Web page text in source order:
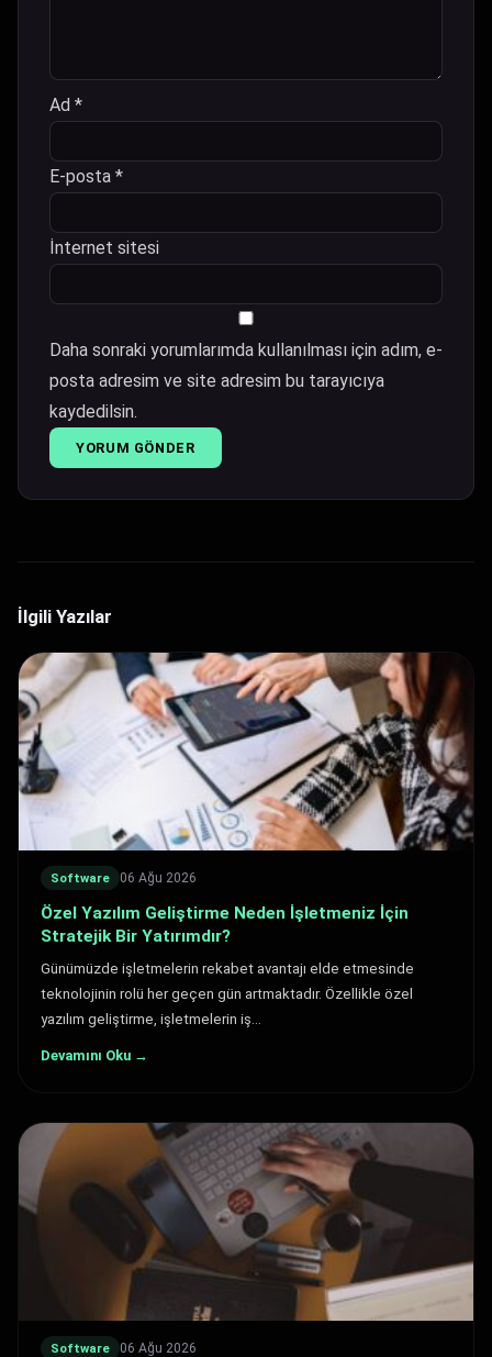
Ad *
E-posta *
İnternet sitesi
Daha sonraki yorumlarımda kullanılması için adım, e-
posta adresim ve site adresim bu tarayıcıya
kaydedilsin.
İlgili Yazılar
Software 06 Ağu 2026
Özel Yazılım Geliştirme Neden İşletmeniz İçin
Stratejik Bir Yatırımdır?
Günümüzde işletmelerin rekabet avantajı elde etmesinde
teknolojinin rolü her geçen gün artmaktadır. Özellikle özel
yazılım geliştirme, işletmelerin iş…
Devamını Oku →
Software 06 Ağu 2026